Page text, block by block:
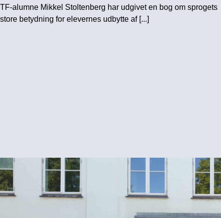
TF-alumne Mikkel Stoltenberg har udgivet en bog om sprogets
store betydning for elevernes udbytte af [...]